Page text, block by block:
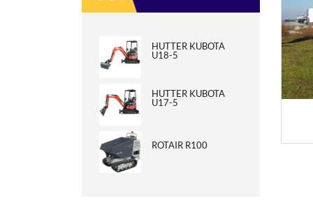
HUTTER KUBOTA
U18-5
HUTTER KUBOTA
U17-5
ROTAIR R100